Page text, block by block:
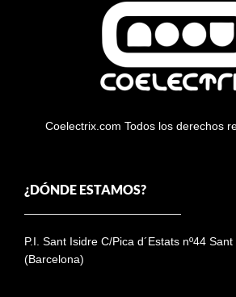
Coelectrix.com Todos los derechos
¿DÓNDE ESTAMOS?
P.I. Sant Isidre C/Pica d´Estats nº44
(Barcelona)